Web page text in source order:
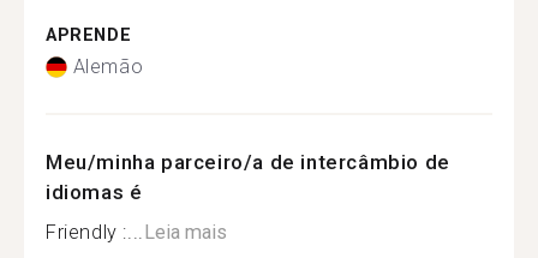
APRENDE
Alemão
Meu/minha parceiro/a de intercâmbio de
idiomas é
Friendly :...Leia mais